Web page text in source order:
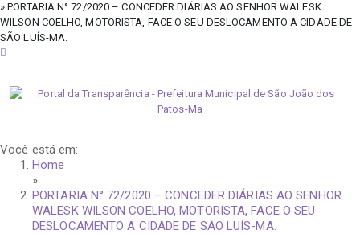
» PORTARIA N° 72/2020 – CONCEDER DIÁRIAS AO SENHOR WALESK
WILSON COELHO, MOTORISTA, FACE O SEU DESLOCAMENTO A CIDADE DE
SÃO LUÍS-MA.
Você está em:
Home
»
PORTARIA N° 72/2020 – CONCEDER DIÁRIAS AO SENHOR
WALESK WILSON COELHO, MOTORISTA, FACE O SEU
DESLOCAMENTO A CIDADE DE SÃO LUÍS-MA.